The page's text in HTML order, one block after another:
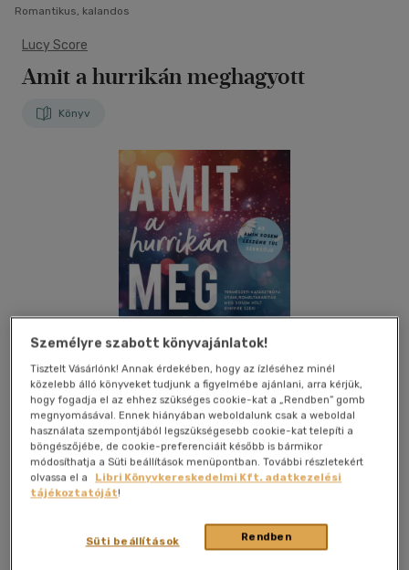
Romantikus, kalandos
Lucy Score
Amit a hurrikán meghagyott
Könyv
Kívánságlistához adom Megosztom
Pioneer Books Könyvkiadó Kft.
2024|magyar nyelvű
puhatáblás|432 oldal
Személyre szabott könyvajánlatok!
Tisztelt Vásárlónk! Annak érdekében, hogy az ízléséhez minél
közelebb álló könyveket tudjunk a figyelmébe ajánlani, arra kérjük,
hogy fogadja el az ehhez szükséges cookie-kat a „Rendben” gomb
megnyomásával. Ennek hiányában weboldalunk csak a weboldal
használata szempontjából legszükségesebb cookie-kat telepíti a
böngészőjébe, de cookie-preferenciáit később is bármikor
módosíthatja a Süti beállítások menüpontban. További részletekért
olvassa el a
Libri Könyvkereskedelmi Kft. adatkezelési
tájékoztatóját!
Rendben
Süti beállítások